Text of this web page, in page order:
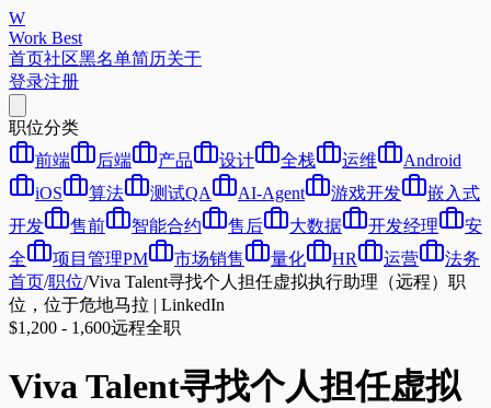
W
Work Best
首页社区黑名单简历关于
登录注册
职位分类
前端
后端 产品 设计 全栈 运维
Android
iOS
算法 测试QA AI-Agent 游戏开发
嵌入式
开发
售前 智能合约 售后 大数据 开发经理
安
全
项目管理PM 市场销售 量化 HR 运营
法务
首页/职位/Viva Talent寻找个人担任虚拟执行助理（远程）职
位，位于危地马拉 | LinkedIn
$1,200 - 1,600远程全职
Viva Talent寻找个人担任虚拟